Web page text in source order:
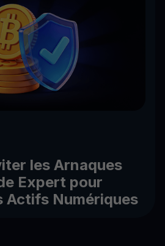
les Arnaques
Expert pour
Actifs Numériques